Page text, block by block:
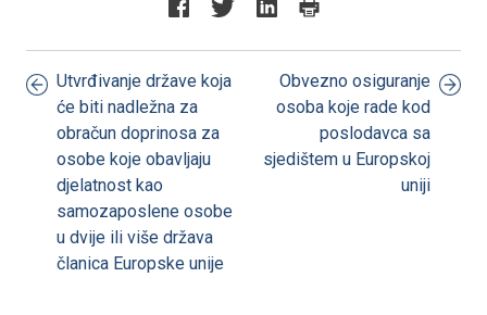
Utvrđivanje države koja
će biti nadležna za
obračun doprinosa za
osobe koje obavljaju
djelatnost kao
samozaposlene osobe
u dvije ili više država
članica Europske unije
Obvezno osiguranje
osoba koje rade kod
poslodavca sa
sjedištem u Europskoj
uniji